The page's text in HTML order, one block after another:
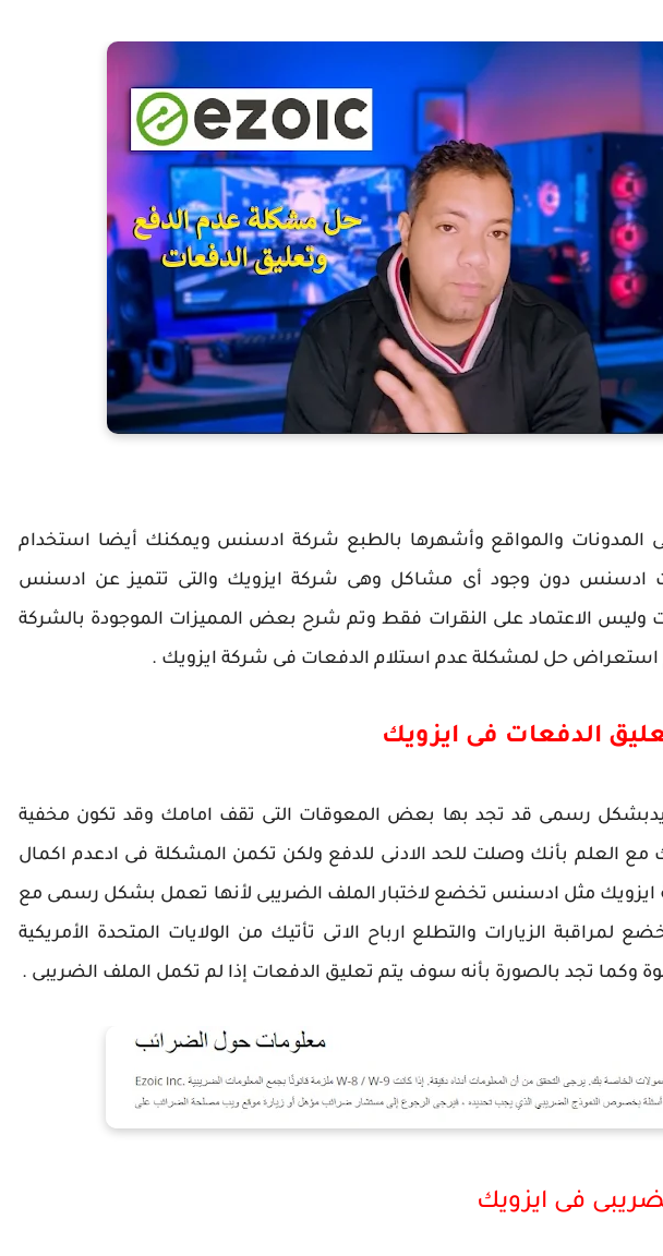
المدونات والمواقع وأشهرها بالطبع شركة ادسنس ويمكنك أيضا استخدام
ادسنس دون وجود أى مشاكل وهى شركة ايزويك والتى تتميز عن ادسنس
وليس الاعتماد على النقرات فقط وتم شرح بعض المميزات الموجودة بالشركة
حل لمشكلة عدم استلام الدفعات فى شركة ايزويك .
الدفعات فى ايزويك
رسمى قد تجد بها بعض المعوقات التى تقف امامك وقد تكون مخفية
مع العلم بأنك وصلت للحد الادنى للدفع ولكن تكمن المشكلة فى ادعدم اكمال
ايزويك مثل ادسنس تخضع لاختبار الملف الضريبى لأنها تعمل بشكل رسمى مع
الزيارات والتطلع ارباح الاتى تأتيك من الولايات المتحدة الأمريكية
وكما تجد بالصورة بأنه سوف يتم تعليق الدفعات إذا لم تكمل الملف الضريبى .
فى ايزويك